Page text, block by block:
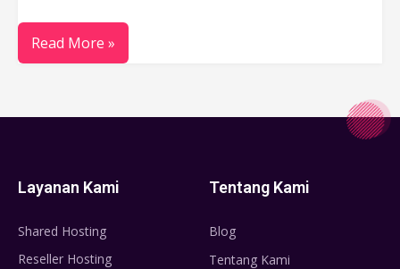
Read More »
Layanan Kami
Shared Hosting
Reseller Hosting
Tentang Kami
Blog
Tentang Kami